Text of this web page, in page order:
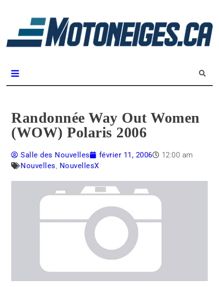
Randonnée Way Out Women
(WOW) Polaris 2006
Salle des Nouvelles février 11, 2006
12:00 am
Nouvelles, NouvellesX